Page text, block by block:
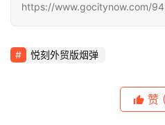
通
配
烟
https://www.gocitynow.com/
悦刻外贸版烟弹
赞